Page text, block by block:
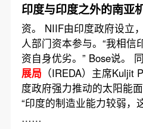
印度与印度之外的南亚
资。 NIIF由印度政府设立
人部门资本参与。“我相信
资自身优劣。” Bose说。
展局 （IREDA）主席Kuljit
度政府强力推动的太阳能
“印度的制造业能力较弱，
……